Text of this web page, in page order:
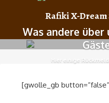
Was andere über
Hier einige
[gwolle_gb